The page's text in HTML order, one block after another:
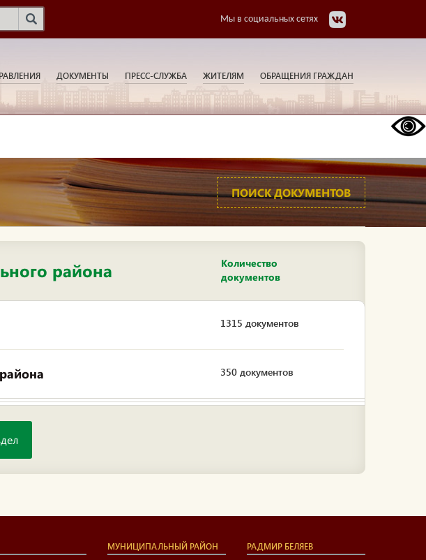
Мы в социальных сетях
ДОКУМЕНТЫ ПРЕСС-СЛУЖБА ЖИТЕЛЯМ ОБРАЩЕНИЯ ГРАЖДАН
ПОИСК ДОКУМЕНТОВ
района
Количество
документов
1315 документов
350 документов
МУНИЦИПАЛЬНЫЙ РАЙОН РАДМИР БЕЛЯЕВ